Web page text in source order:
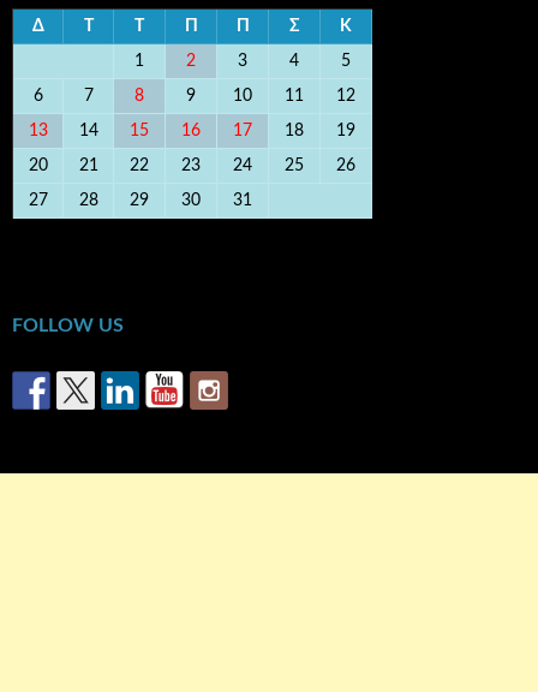
Δ Σ Κ
1 2 3 4 5
6 7 8 9 10 11 12
13 14 15 16 17 18 19
20 21 22 23 24 25 26
27 28 29 30 31
FOLLOW US